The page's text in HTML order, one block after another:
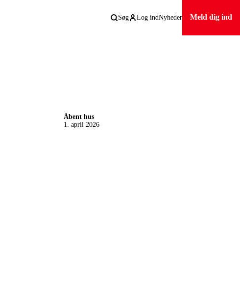
Søg Log indNyheder Meld dig ind
Åbent hus
1. april 2026